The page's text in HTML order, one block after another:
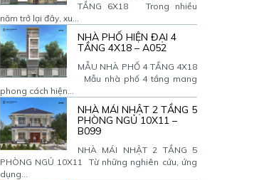
TẦNG 6X18 Trong nhiều
năm trở lại đây, xu...
NHÀ PHỐ HIỆN ĐẠI 4
TẦNG 4X18 – A052
MẪU NHÀ PHỐ 4 TẦNG 4X18
Mẫu nhà phố 4 tầng mang
phong cách hiện...
NHÀ MÁI NHẬT 2 TẦNG 5
PHÒNG NGỦ 10X11 –
B099
NHÀ MÁI NHẬT 2 TẦNG 5
PHÒNG NGỦ 10X11 Từ những nghiên cứu, ứng
dụng...